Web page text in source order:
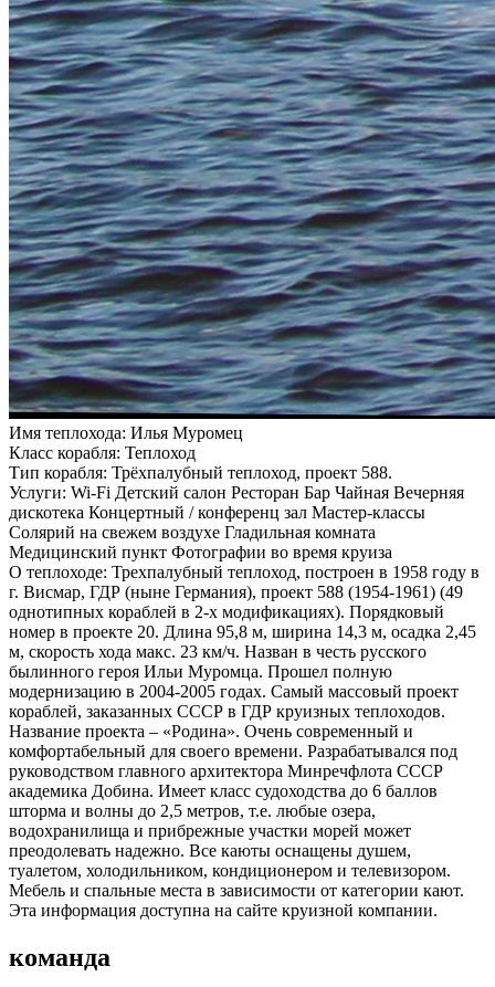
Имя теплохода: Илья Муромец
Класс корабля: Теплоход
Тип корабля: Трёхпалубный теплоход, проект 588.
Услуги: Wi-Fi Детский салон Ресторан Бар Чайная Вечерняя
дискотека Концертный / конференц зал Мастер-классы
Солярий на свежем воздухе Гладильная комната
Медицинский пункт Фотографии во время круиза
О теплоходе: Трехпалубный теплоход, построен в 1958 году в
г. Висмар, ГДР (ныне Германия), проект 588 (1954-1961) (49
однотипных кораблей в 2-х модификациях). Порядковый
номер в проекте 20. Длина 95,8 м, ширина 14,3 м, осадка 2,45
м, скорость хода макс. 23 км/ч. Назван в честь русского
былинного героя Ильи Муромца. Прошел полную
модернизацию в 2004-2005 годах. Самый массовый проект
кораблей, заказанных СССР в ГДР круизных теплоходов.
Название проекта – «Родина». Очень современный и
комфортабельный для своего времени. Разрабатывался под
руководством главного архитектора Минречфлота СССР
академика Добина. Имеет класс судоходства до 6 баллов
шторма и волны до 2,5 метров, т.е. любые озера,
водохранилища и прибрежные участки морей может
преодолевать надежно. Все каюты оснащены душем,
туалетом, холодильником, кондиционером и телевизором.
Мебель и спальные места в зависимости от категории кают.
Эта информация доступна на сайте круизной компании.
команда